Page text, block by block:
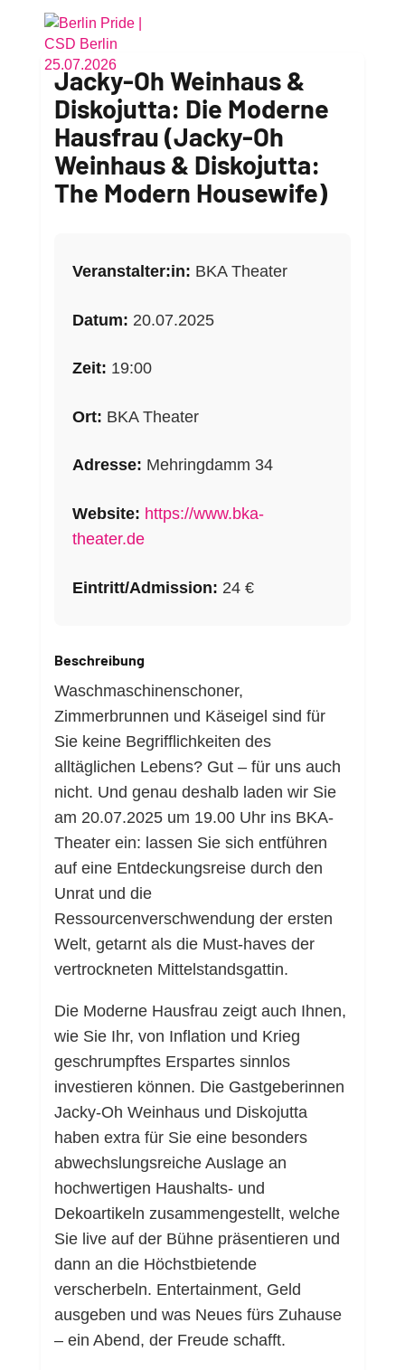
Jacky-Oh Weinhaus &
Diskojutta: Die Moderne
Hausfrau (Jacky-Oh
Weinhaus & Diskojutta:
The Modern Housewife)
Veranstalter:in: BKA Theater
Datum: 20.07.2025
Zeit: 19:00
Ort: BKA Theater
Adresse: Mehringdamm 34
Website: https://www.bka-
theater.de
Eintritt/Admission: 24 €
Beschreibung
Waschmaschinenschoner,
Zimmerbrunnen und Käseigel sind für
Sie keine Begrifflichkeiten des
alltäglichen Lebens? Gut – für uns auch
nicht. Und genau deshalb laden wir Sie
am 20.07.2025 um 19.00 Uhr ins BKA-
Theater ein: lassen Sie sich entführen
auf eine Entdeckungsreise durch den
Unrat und die
Ressourcenverschwendung der ersten
Welt, getarnt als die Must-haves der
vertrockneten Mittelstandsgattin.
Die Moderne Hausfrau zeigt auch Ihnen,
wie Sie Ihr, von Inflation und Krieg
geschrumpftes Erspartes sinnlos
investieren können. Die Gastgeberinnen
Jacky-Oh Weinhaus und Diskojutta
haben extra für Sie eine besonders
abwechslungsreiche Auslage an
hochwertigen Haushalts- und
Dekoartikeln zusammengestellt, welche
Sie live auf der Bühne präsentieren und
dann an die Höchstbietende
verscherbeln. Entertainment, Geld
ausgeben und was Neues fürs Zuhause
– ein Abend, der Freude schafft.